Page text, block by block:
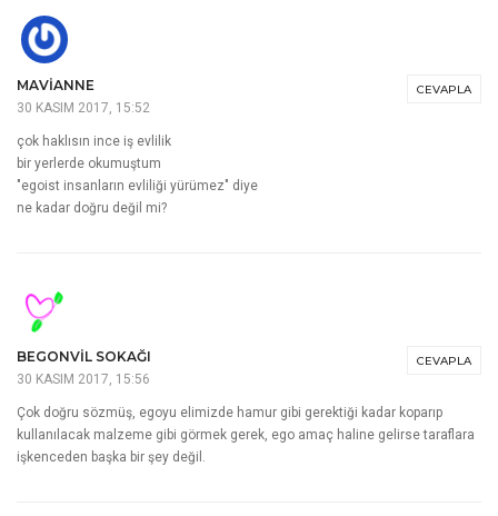
CEVAPLA
MAVİANNE
30 KASIM 2017, 15:52
çok haklısın ince iş evlilik
bir yerlerde okumuştum
"egoist insanların evliliği yürümez" diye
ne kadar doğru değil mi?
CEVAPLA
BEGONVIL SOKAĞI
30 KASIM 2017, 15:56
Çok doğru sözmüş, egoyu elimizde hamur gibi gerektiği kadar koparıp
kullanılacak malzeme gibi görmek gerek, ego amaç haline gelirse taraflara
işkenceden başka bir şey değil.